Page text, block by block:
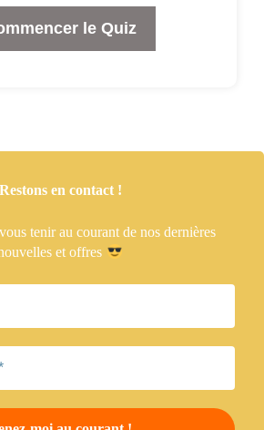
le Quiz
Restons en contact !
tenir au courant de nos dernières
et offres